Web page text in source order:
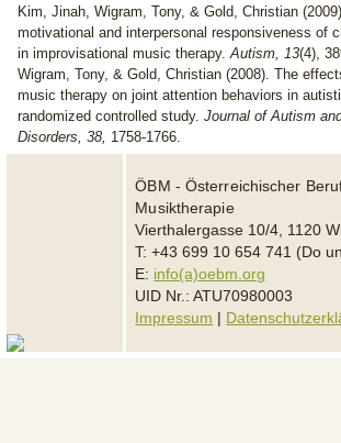
Kim, Jinah, Wigram, Tony, & Gold, Christian
motivational and interpersonal responsiveness of
in improvisational music therapy.Autism, 13(4),
Wigram, Tony, & Gold, Christian (2008). The
music therapy on joint attention behaviors in
randomized controlled study. Journal of Autism
Disorders, 38, 1758-1766.
ÖBM - Österreichischer
Musiktherapie
Vierthalergasse 10/4, 1120
T: +43 699 10 654 741 (Do
E: info(a)oebm.org
UID Nr.: ATU70980003
Impressum